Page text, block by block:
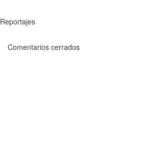
Reportajes
Comentarios cerrados